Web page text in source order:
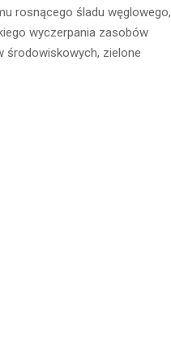
rosnącego śladu węglowego,
wyczerpania zasobów
środowiskowych, zielone